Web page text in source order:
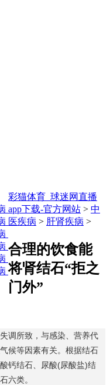
彩猫体育_球迷网直播
app下载-官方网站 > 中
医疾病 > 肝肾疾病 >
合理的饮食能
将肾结石“拒之
门外”
调所致，与感染、营养代
候等因素有关。根据结石
钙结石、尿酸(尿酸盐)结
六类。